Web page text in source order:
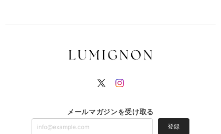
メールマガジンを受け取る
登録